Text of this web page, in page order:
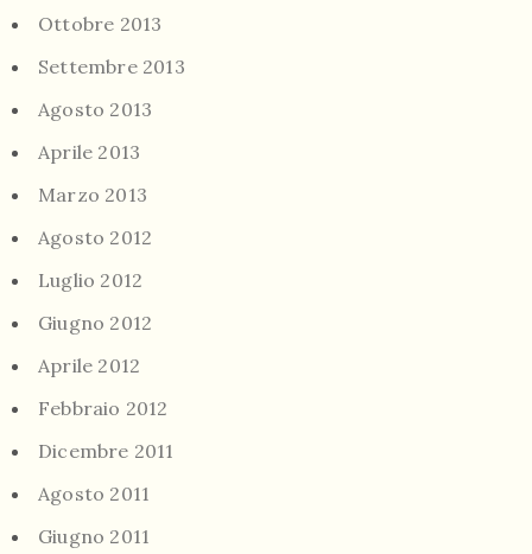
Ottobre 2013
Settembre 2013
Agosto 2013
Aprile 2013
Marzo 2013
Agosto 2012
Luglio 2012
Giugno 2012
Aprile 2012
Febbraio 2012
Dicembre 2011
Agosto 2011
Giugno 2011